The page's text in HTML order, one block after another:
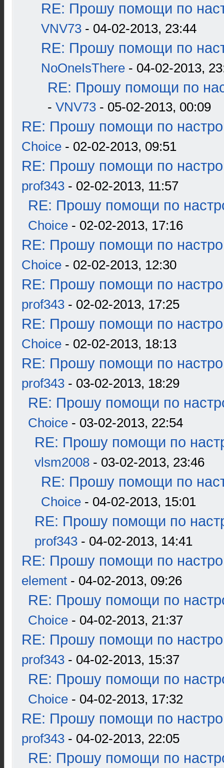
RE: Прошу помощи по
VNV73 - 04-02-2013, 23:44
RE: Прошу помощи по
NoOneIsThere - 04-02-2013,
RE: Прошу помощи по
- VNV73 - 05-02-2013, 00:09
RE: Прошу помощи по
Choice - 02-02-2013, 09:51
RE: Прошу помощи по
prof343 - 02-02-2013, 11:57
RE: Прошу помощи по
Choice - 02-02-2013, 17:16
RE: Прошу помощи по
Choice - 02-02-2013, 12:30
RE: Прошу помощи по
prof343 - 02-02-2013, 17:25
RE: Прошу помощи по
Choice - 02-02-2013, 18:13
RE: Прошу помощи по
prof343 - 03-02-2013, 18:29
RE: Прошу помощи по
Choice - 03-02-2013, 22:54
RE: Прошу помощи по
vlsm2008 - 03-02-2013, 23:46
RE: Прошу помощи по
Choice - 04-02-2013, 15:01
RE: Прошу помощи по
prof343 - 04-02-2013, 14:41
RE: Прошу помощи по
element - 04-02-2013, 09:26
RE: Прошу помощи по
Choice - 04-02-2013, 21:37
RE: Прошу помощи по
prof343 - 04-02-2013, 15:37
RE: Прошу помощи по
Choice - 04-02-2013, 17:32
RE: Прошу помощи по
prof343 - 04-02-2013, 22:05
RE: Прошу помощи по